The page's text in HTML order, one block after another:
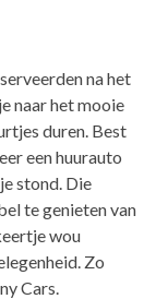
na het
naar het mooie
duren. Best
een huurauto
stond. Die
te genieten van
wou
Zo
Cars.